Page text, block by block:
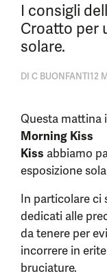
I consigli
Croatto per
solare.
DI C BUONFANTI12
Questa mattina
Morning Kiss
Kiss abbiamo
esposizione
In particolare ci
dedicati alle
da tenere per
incorrere in
bruciature.